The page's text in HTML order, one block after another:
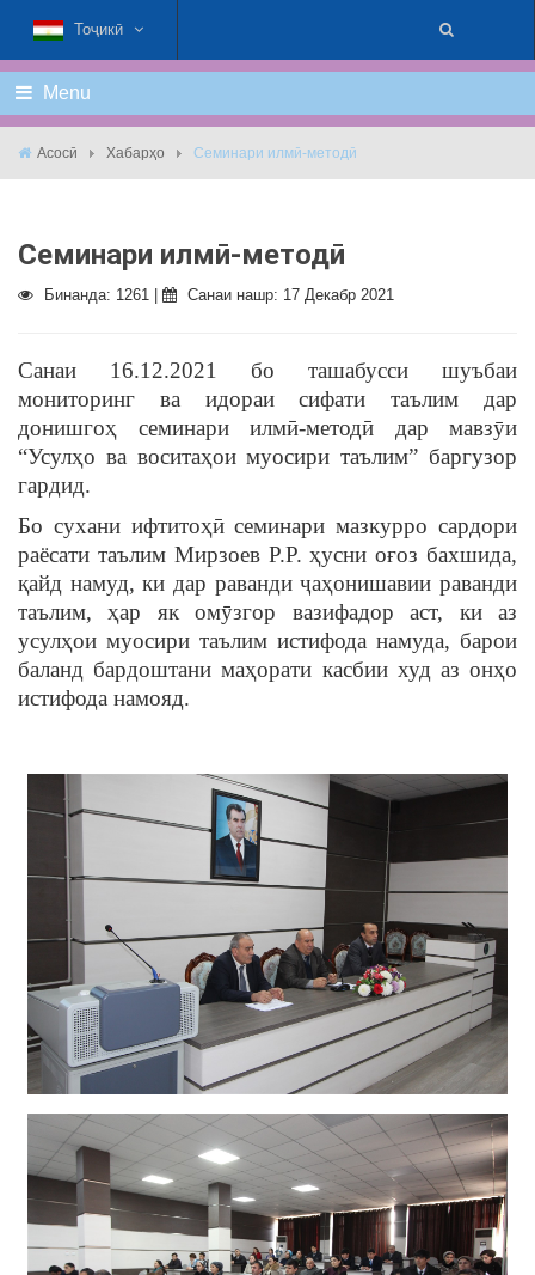
Тоҷикӣ
Menu
Асосӣ Хабарҳо Семинари илмӣ-методӣ
Семинари илмӣ-методӣ
Бинанда: 1261 | Санаи нашр: 17 Декабр 2021
Санаи 16.12.2021 бо ташабусси шуъбаи
мониторинг ва идораи сифати таълим дар
донишгоҳ семинари илмӣ-методӣ дар мавзӯи
“Усулҳо ва воситаҳои муосири таълим” баргузор
гардид.
Бо сухани ифтитоҳӣ семинари мазкурро сардори
раёсати таълим Мирзоев Р.Р. ҳусни оғоз бахшида,
қайд намуд, ки дар раванди ҷаҳонишавии раванди
таълим, ҳар як омӯзгор вазифадор аст, ки аз
усулҳои муосири таълим истифода намуда, барои
баланд бардоштани маҳорати касбии худ аз онҳо
истифода намояд.